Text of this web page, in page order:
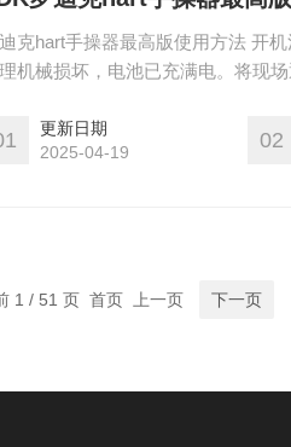
克hart手操器最高版使用方法 开
机械损坏，电池已充满电。将现
，如若要关闭现场通讯器，可按住
更新日期
2025-04-19
02
1 / 51 页 首页 上一页 下一页